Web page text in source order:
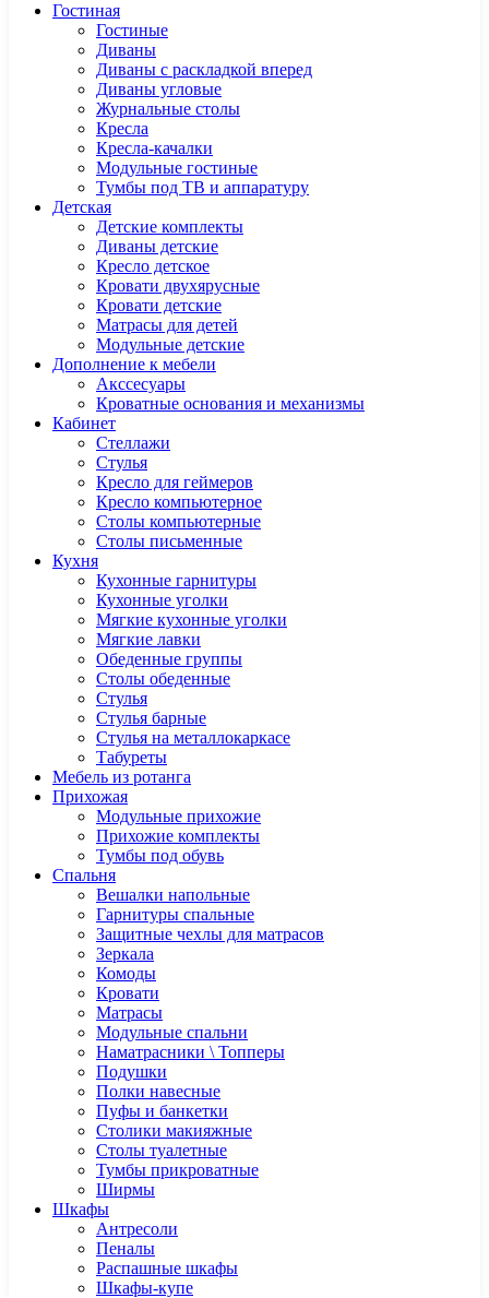
Гостиная
Гостиные
Диваны
Диваны с раскладкой вперед
Диваны угловые
Журнальные столы
Кресла
Кресла-качалки
Модульные гостиные
Тумбы под ТВ и аппаратуру
Детская
Детские комплекты
Диваны детские
Кресло детское
Кровати двухярусные
Кровати детские
Матрасы для детей
Модульные детские
Дополнение к мебели
Акссесуары
Кроватные основания и механизмы
Кабинет
Cтеллажи
Cтулья
Кресло для геймеров
Кресло компьютерное
Столы компьютерные
Столы письменные
Кухня
Кухонные гарнитуры
Кухонные уголки
Мягкие кухонные уголки
Мягкие лавки
Обеденные группы
Столы обеденные
Стулья
Стулья барные
Стулья на металлокаркасе
Табуреты
Мебель из ротанга
Прихожая
Модульные прихожие
Прихожие комплекты
Тумбы под обувь
Спальня
Вешалки напольные
Гарнитуры спальные
Защитные чехлы для матрасов
Зеркала
Комоды
Кровати
Матрасы
Модульные спальни
Наматрасники \ Топперы
Подушки
Полки навесные
Пуфы и банкетки
Столики макияжные
Столы туалетные
Тумбы прикроватные
Ширмы
Шкафы
Антресоли
Пеналы
Распашные шкафы
Шкафы-купе